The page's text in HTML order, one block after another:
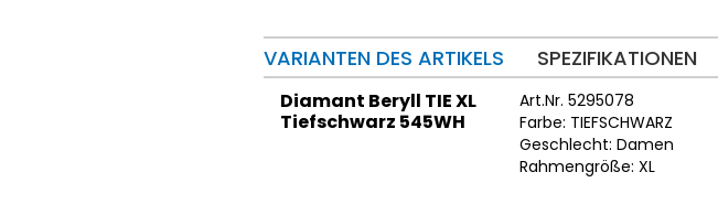
VARIANTEN DES ARTIKELS SPEZIFIKATIONEN
Diamant Beryll TIE XL
Tiefschwarz 545WH
Art.Nr. 5295078
Farbe: TIEFSCHWARZ
Geschlecht: Damen
Rahmengröße: XL